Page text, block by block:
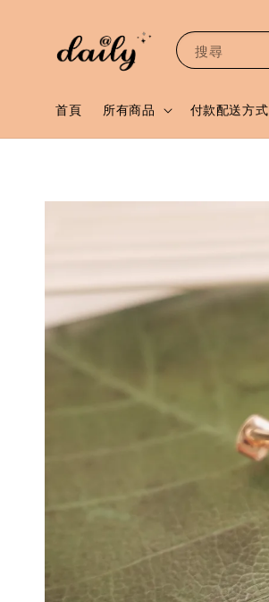
搜尋
首頁 所有商品 付款配送方式